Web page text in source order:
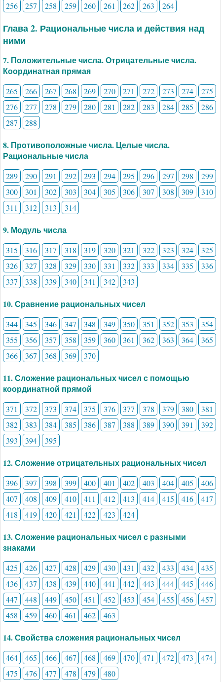
256
257 258 259 260 261 262 263 264
Глава 2. Рациональные числа и действия над
ними
7. Положительные числа. Отрицательные числа.
Координатная прямая
265 266 267 268 269 270 271 272 273 274
275
276
277 278 279 280 281 282 283 284 285
286
287
288
8. Противоположные числа. Целые числа.
Рациональные числа
289 290 291 292 293 294 295 296 297 298
299
300
301 302 303 304 305 306 307 308 309
310
311
312 313 314
9. Модуль числа
315 316 317 318 319 320 321 322 323 324
325
326
327 328 329 330 331 332 333 334 335
336
337
338 339 340 341 342 343
10. Сравнение рациональных чисел
344 345 346 347 348 349 350 351 352 353
354
355
356 357 358 359 360 361 362 363 364
365
366
367 368 369 370
11. Сложение рациональных чисел с помощью
координатной прямой
371 372 373 374 375 376 377 378 379 380
381
382
383 384 385 386 387 388 389 390 391
392
393
394 395
12. Сложение отрицательных рациональных чисел
396 397 398 399 400 401 402 403 404 405
406
407
408 409 410 411 412 413 414 415 416
417
418
419 420 421 422 423 424
13. Сложение рациональных чисел с разными
знаками
425 426 427 428 429 430 431 432 433 434
435
436
437 438 439 440 441 442 443 444 445
446
447
448 449 450 451 452 453 454 455 456
457
458
459 460 461 462 463
14. Свойства сложения рациональных чисел
464 465 466 467 468 469 470 471 472 473
474
475
476 477 478 479 480